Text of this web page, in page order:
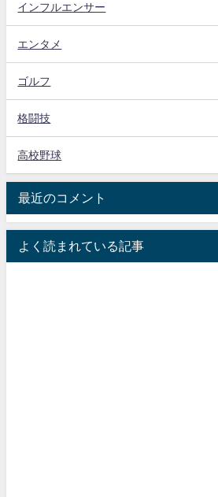
インフルエンサー
エンタメ
ゴルフ
格闘技
高校野球
最近のコメント
よく読まれている記事